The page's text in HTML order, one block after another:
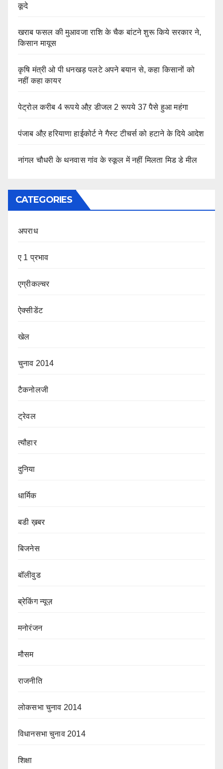
कूदे
खराब फसल की मुआवजा राशि के चैक बांटने शुरू किये सरकार ने,
किसान मायूस
कृषि मंत्री ओ पी धनखड़ पलटे अपने बयान से, कहा किसानों को
नहीं कहा कायर
पेट्रोल करीब 4 रूपये औऱ डीजल 2 रूपये 37 पैसे हुआ महंगा
पंजाब औऱ हरियाणा हाईकोर्ट ने गैस्ट टीचर्स को हटाने के दिये आदेश
नांगल चौधरी के थनवास गांव के स्कूल में नहीं मिलता मिड डे मील
CATEGORIES
अपराध
ए 1 प्रभाव
एग्रीकल्चर
ऐक्सीडेंट
खेल
चुनाव 2014
टैकनोलजी
ट्रेवल
त्यौहार
दुनिया
धार्मिक
बडी ख़बर
बिजनेस
बॉलीवुड
ब्रेकिंग न्यूज़
मनोरंजन
मौसम
राजनीति
लोकसभा चुनाव 2014
विधानसभा चुनाव 2014
शिक्षा